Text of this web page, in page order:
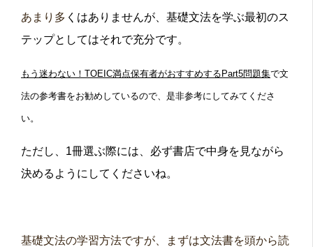
あまり多 くはありませんが、基礎文法を学ぶ最初のス
テップとしてはそれで充分です。
もう迷わない！TOEIC満点保有者がおすすめするPart5問題集で文
法の参考書をお勧めしているので、是非参考にしてみてくださ
い。
ただし、1冊選ぶ際には、必ず書店で中身を見ながら
決めるようにしてくださいね。
基礎文法の学習方法ですが、まずは文法書を頭から読